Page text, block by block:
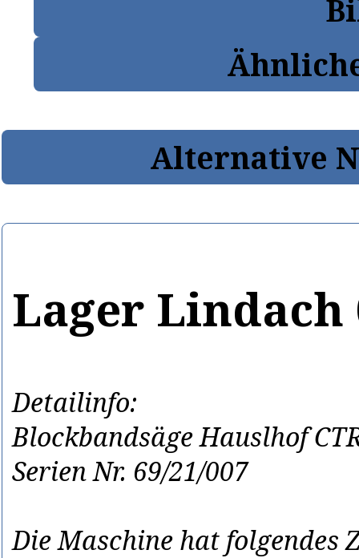
Alternative
Lager Lindach
Detailinfo:
Blockbandsäge Hauslhof
Serien Nr. 69/21/007
Die Maschine hat folgendes